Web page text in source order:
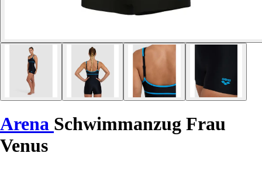
Arena Schwimmanzug Frau
Venus